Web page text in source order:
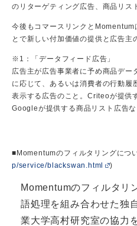
のリターゲティング広告、商品リス
今後もコマースリンクとMomentum
とで新しい付加価値の提供と広告主
※1：「データフィード広告」
広告主が広告事業者に予め商品デー
に応じて、あるいは消費者の行動履
表示する広告のこと。Criteoが提供
Googleが提供する商品リスト広告な
■Momentumのフィルタリングに
p/service/blackswan.html
)
Momentumのフィルタリ
語処理を組み合わせた独
業大学高村研究室の協力